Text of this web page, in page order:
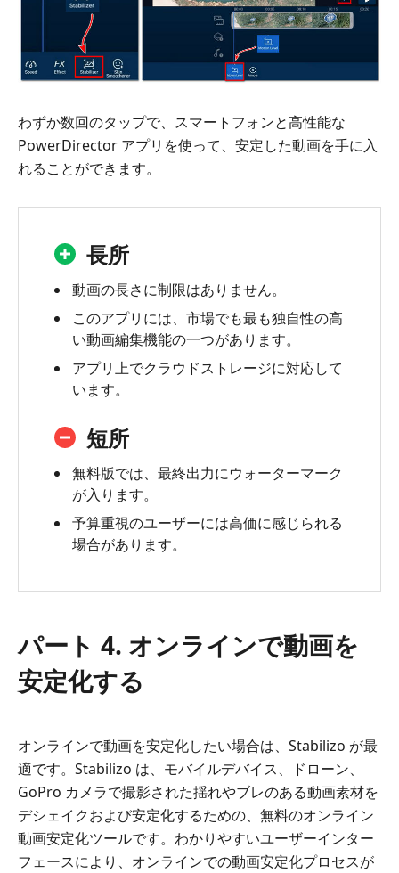
わずか数回のタップで、スマートフォンと高性能な
PowerDirector アプリを使って、安定した動画を手に入
れることができます。
長所
動画の長さに制限はありません。
このアプリには、市場でも最も独自性の高
い動画編集機能の一つがあります。
アプリ上でクラウドストレージに対応して
います。
短所
無料版では、最終出力にウォーターマーク
が入ります。
予算重視のユーザーには高価に感じられる
場合があります。
パート 4. オンラインで動画を
安定化する
オンラインで動画を安定化したい場合は、Stabilizo が最
適です。Stabilizo は、モバイルデバイス、ドローン、
GoPro カメラで撮影された揺れやブレのある動画素材を
デシェイクおよび安定化するための、無料のオンライン
動画安定化ツールです。わかりやすいユーザーインター
フェースにより、オンラインでの動画安定化プロセスが